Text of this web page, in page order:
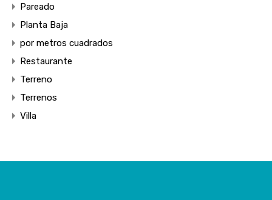
Pareado
Planta Baja
por metros cuadrados
Restaurante
Terreno
Terrenos
Villa